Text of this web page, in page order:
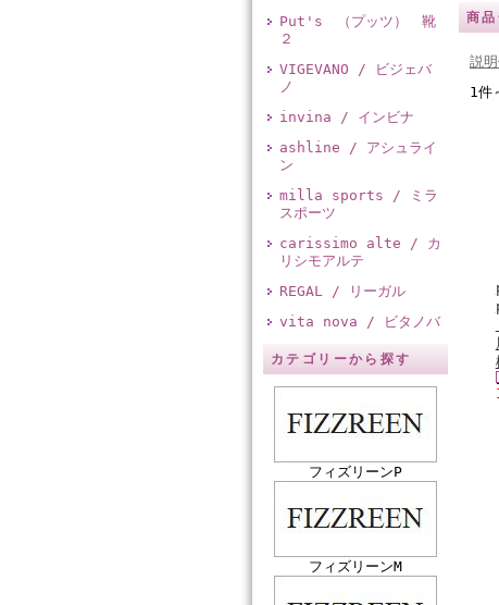
Put's （プッツ） 靴
２
VIGEVANO / ビジェバ
ノ
invina / インビナ
ashline / アシュライ
ン
milla sports / ミラ
スポーツ
carissimo alte / カ
リシモアルテ
REGAL / リーガル
vita nova / ビタノバ
カテゴリーから探す
フィズリーンP
フィズリーンM
商品
説
1件